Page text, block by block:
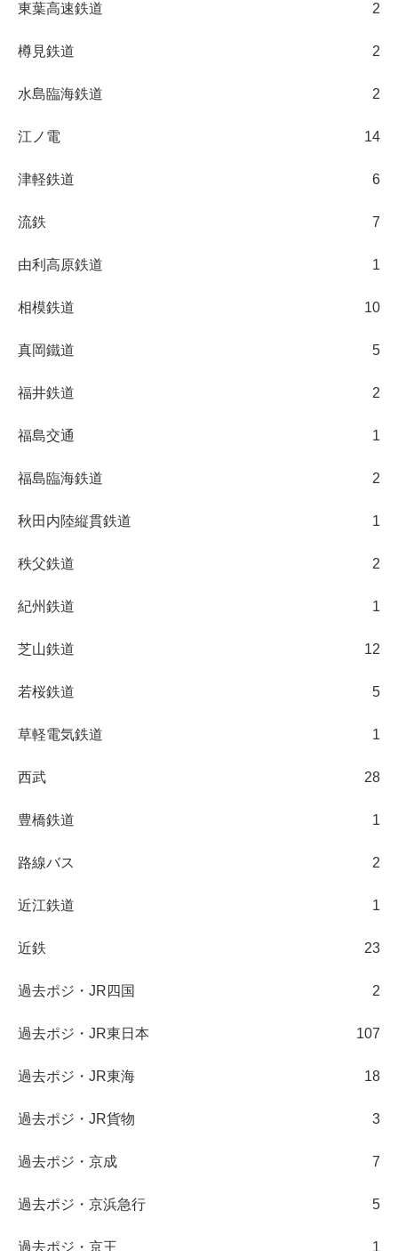
東葉高速鉄道 2
樽見鉄道 2
水島臨海鉄道 2
江ノ電 14
津軽鉄道 6
流鉄 7
由利高原鉄道 1
相模鉄道 10
真岡鐵道 5
福井鉄道 2
福島交通 1
福島臨海鉄道 2
秋田内陸縦貫鉄道 1
秩父鉄道 2
紀州鉄道 1
芝山鉄道 12
若桜鉄道 5
草軽電気鉄道 1
西武 28
豊橋鉄道 1
路線バス 2
近江鉄道 1
近鉄 23
過去ポジ・JR四国 2
過去ポジ・JR東日本 107
過去ポジ・JR東海 18
過去ポジ・JR貨物 3
過去ポジ・京成 7
過去ポジ・京浜急行 5
過去ポジ・京王 1